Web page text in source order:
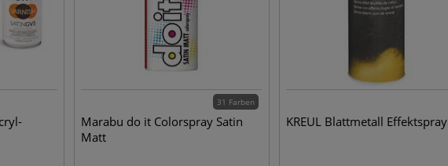
31 Farben
Marabu do it Colorspray Satin
Matt
KREUL Blattmetall Effektspray